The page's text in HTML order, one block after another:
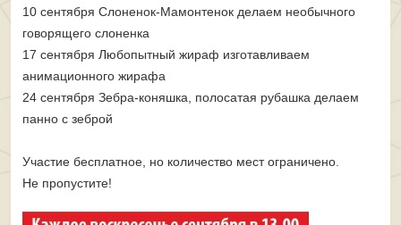
10 сентября Слоненок-Мамонтенок делаем необычного
говорящего слоненка
17 сентября Любопытный жираф изготавливаем
анимационного жирафа
24 сентября Зебра-коняшка, полосатая рубашка делаем
панно с зеброй
Участие бесплатное, но количество мест ограничено.
Не пропустите!